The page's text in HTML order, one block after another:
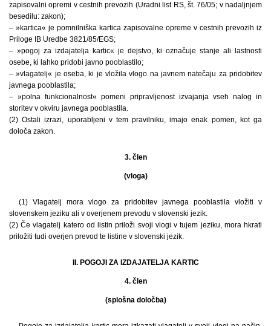
zapisovalni opremi v cestnih prevozih (Uradni list RS, št. 76/05; v nadaljnjem
besedilu: zakon);
– »kartica« je pomnilniška kartica zapisovalne opreme v cestnih prevozih iz
Priloge IB Uredbe 3821/85/EGS;
– »pogoj za izdajatelja kartic« je dejstvo, ki označuje stanje ali lastnosti
osebe, ki lahko pridobi javno pooblastilo;
– »vlagatelj« je oseba, ki je vložila vlogo na javnem natečaju za pridobitev
javnega pooblastila;
– »polna funkcionalnost« pomeni pripravljenost izvajanja vseh nalog in
storitev v okviru javnega pooblastila.
(2) Ostali izrazi, uporabljeni v tem pravilniku, imajo enak pomen, kot ga
določa zakon.
3. člen
(vloga)
(1) Vlagatelj mora vlogo za pridobitev javnega pooblastila vložiti v
slovenskem jeziku ali v overjenem prevodu v slovenski jezik.
(2) Če vlagatelj katero od listin priloži svoji vlogi v tujem jeziku, mora hkrati
priložiti tudi overjen prevod te listine v slovenski jezik.
II. POGOJI ZA IZDAJATELJA KARTIC
4. člen
(splošna določba)